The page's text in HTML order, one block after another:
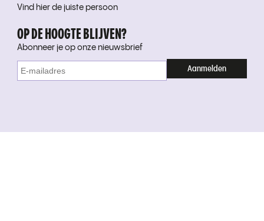
Vind hier de juiste persoon
OP DE HOOGTE BLIJVEN?
Abonneer je op onze nieuwsbrief